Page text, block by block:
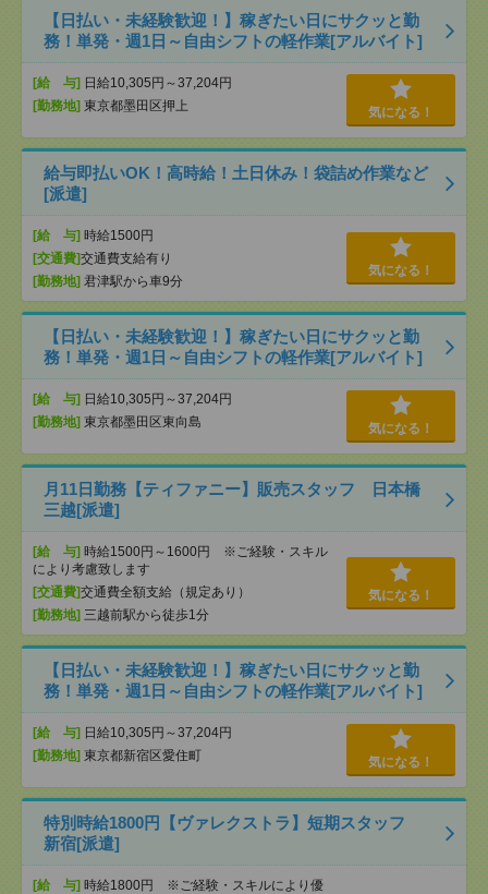
【日払い・未経験歓迎！】稼ぎたい日にサクッと勤
務！単発・週1日～自由シフトの軽作業[アルバイト]
[給 与] 日給10,305円～37,204円
[勤務地] 東京都墨田区押上 気になる！
給与即払いOK！高時給！土日休み！袋詰め作業など
[派遣]
[給 与] 時給1500円
[交通費]交通費支給有り
[勤務地] 君津駅から車9分
気になる！
【日払い・未経験歓迎！】稼ぎたい日にサクッと勤
務！単発・週1日～自由シフトの軽作業[アルバイト]
[給 与] 日給10,305円～37,204円
[勤務地] 東京都墨田区東向島 気になる！
月11日勤務【ティファニー】販売スタッフ 日本橋
三越[派遣]
[給 与] 時給1500円～1600円 ※ご経験・スキル
により考慮致します
[交通費]交通費全額支給（規定あり）
[勤務地] 三越前駅から徒歩1分
気になる！
【日払い・未経験歓迎！】稼ぎたい日にサクッと勤
務！単発・週1日～自由シフトの軽作業[アルバイト]
[給 与] 日給10,305円～37,204円
[勤務地] 東京都新宿区愛住町 気になる！
特別時給1800円【ヴァレクストラ】短期スタッフ
新宿[派遣]
[給 与] 時給1800円 ※ご経験・スキルにより優